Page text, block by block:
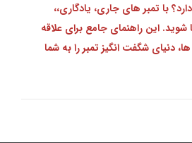
با تمبر های جاری، یادگاری،،
این راهنمای جامع برای علاقه‌
دنیای شگفت‌ انگیز تمبر را به شما